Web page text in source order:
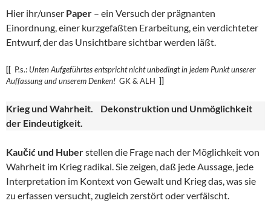
Hier ihr/unser Paper – ein Versuch der prägnanten
Einordnung, einer kurzgefaßten Erarbeitung, ein verdichteter
Entwurf, der das Unsichtbare sichtbar werden läßt.
[[ P.s.: Unten Aufgeführtes entspricht nicht unbedingt in jedem Punkt unserer
Auffassung und unseremDenken! GK & ALH ]]
Krieg und Wahrheit. Dekonstruktion und Unmöglichkeit
der Eindeutigkeit.
Kaučić und Huberstellen die Frage nach der Möglichkeit von
Wahrheit im Krieg radikal. Sie zeigen, daß jede Aussage, jede
Interpretation im Kontext von Gewalt und Krieg das, was sie
zu erfassen versucht, zugleich zerstört oder verfälscht.